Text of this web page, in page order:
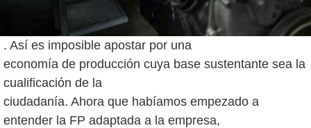
. Así es imposible apostar por una
economía de producción cuya base sustentante sea la
cualificación de la
ciudadanía. Ahora que habíamos empezado a
entender la FP adaptada a la empresa,